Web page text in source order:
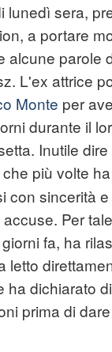
lunedì sera,
a portare
alcune parole
L'ex attrice
Monte per
durante il
Inutile
che più volte
con sincerità
Per
fa, ha
letto
ha dichiarato
prima di